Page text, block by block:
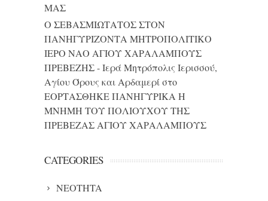
ΜΑΣ
Ο ΣΕΒΑΣΜΙΩΤΑΤΟΣ ΣΤΟΝ
ΠΑΝΗΓΥΡΙΖΟΝΤΑ ΜΗΤΡΟΠΟΛΙΤΙΚΟ
ΙΕΡΟ ΝΑΟ ΑΓΙΟΥ ΧΑΡΑΛΑΜΠΟΥΣ
ΠΡΕΒΕΖΗΣ - Ιερά Μητρόπολις Ιερισσού,
Αγίου Όρους και Αρδαμερίστο
ΕΟΡΤΑΣΘΗΚΕ ΠΑΝΗΓΥΡΙΚΑ Η
ΜΝΗΜΗ ΤΟΥ ΠΟΛΙΟΥΧΟΥ ΤΗΣ
ΠΡΕΒΕΖΑΣ ΑΓΙΟΥ ΧΑΡΑΛΑΜΠΟΥΣ
CATEGORIES
NEOTHTA